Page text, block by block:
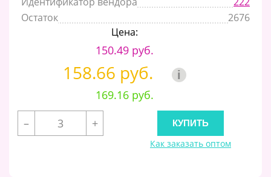
Остаток
2676
Цена:
150.49 руб.
158.66 руб. i
169.16 руб.
–
+
Как заказать оптом